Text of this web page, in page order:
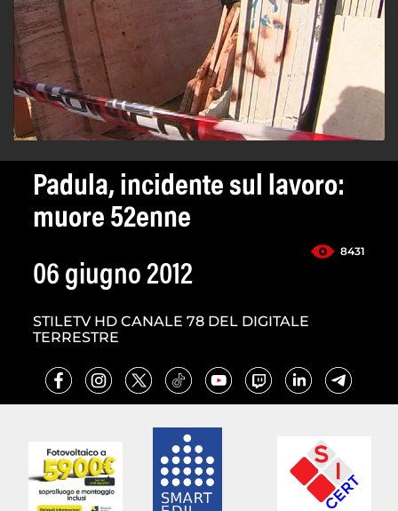
Padula, incidente sul lavoro:
muore 52enne
8431
06 giugno 2012
STILETV HD CANALE 78 DEL DIGITALE
TERRESTRE